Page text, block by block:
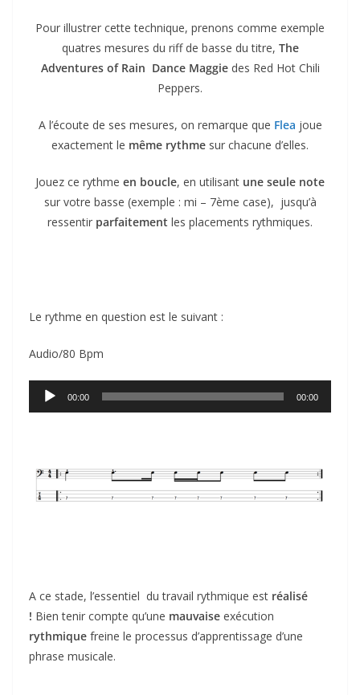
Pour illustrer cette technique, prenons comme exemple
quatres mesures du riff de basse du titre, The
Adventures of Rain Dance Maggiedes Red Hot Chili
Peppers.
A l’écoute de ses mesures, on remarque que Flea joue
exactement le même rythme sur chacune d’elles.
Jouez ce rythme en boucle, en utilisant une seule note
sur votre basse (exemple : mi – 7ème case), jusqu’à
ressentir parfaitement les placements rythmiques.
Le rythme en question est le suivant :
Audio/80 Bpm
Lecteur
audio
00:00 00:00
A ce stade, l’essentiel du travail rythmique est réalisé
! Bien tenir compte qu’une mauvaise exécution
rythmique freine le processus d’apprentissage d’une
phrase musicale.